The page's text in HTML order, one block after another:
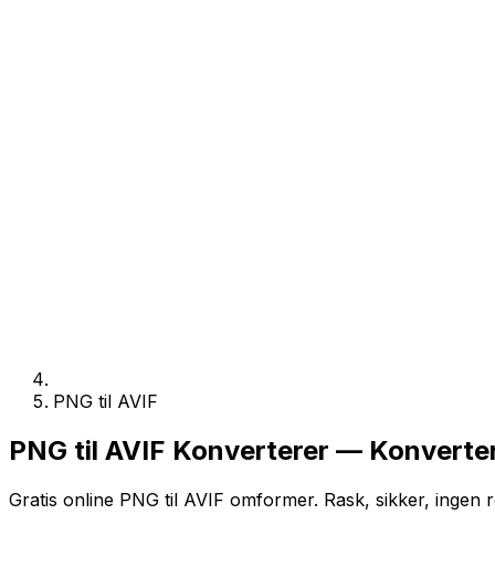
PNG til AVIF
PNG til AVIF Konverterer —
Gratis online PNG til AVIF omformer. Rask, sikker, ingen